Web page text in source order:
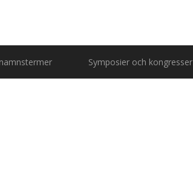
Symposier och kongresser